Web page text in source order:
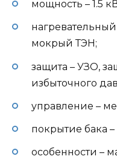
мощность – 1.5
мокрый ТЭН;
защита – УЗО,
избыточного
управление –
покрытие бака
особенности –